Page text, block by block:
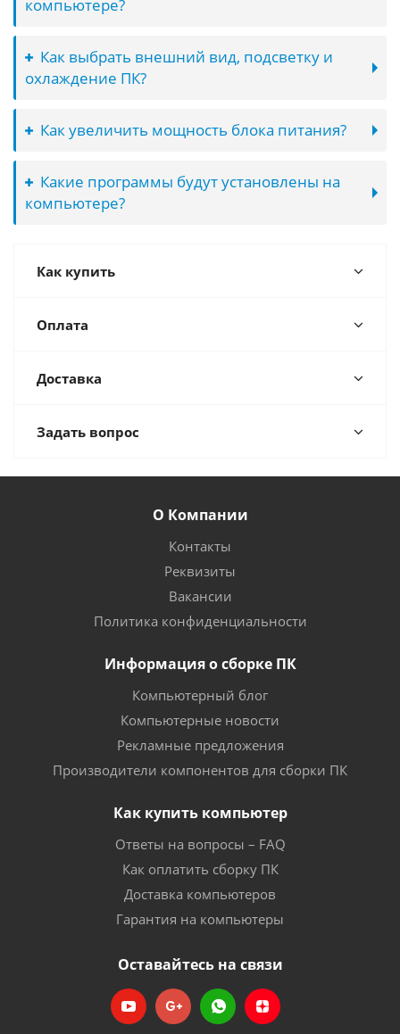
компьютере?
Как выбрать внешний вид, подсветку и
охлаждение ПК?
Как увеличить мощность блока питания?
Какие программы будут установлены на
компьютере?
Как купить
Оплата
Доставка
Задать вопрос
О Компании
Контакты
Реквизиты
Вакансии
Политика конфиденциальности
Информация о сборке ПК
Компьютерный блог
Компьютерные новости
Рекламные предложения
Производители компонентов для сборки ПК
Как купить компьютер
Ответы на вопросы – FAQ
Как оплатить сборку ПК
Доставка компьютеров
Гарантия на компьютеры
Оставайтесь на связи